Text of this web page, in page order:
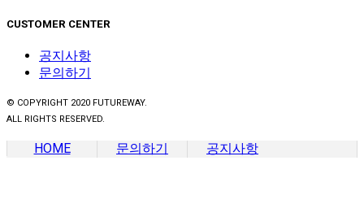
CUSTOMER CENTER
공지사항
문의하기
© COPYRIGHT 2020 FUTUREWAY.
ALL RIGHTS RESERVED.
HOME 문의하기 공지사항